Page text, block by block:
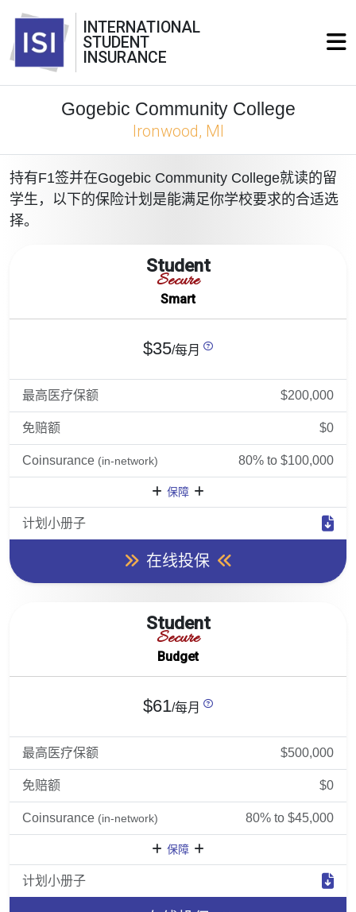
INTERNATIONAL
STUDENT
INSURANCE
Gogebic Community College
Ironwood, MI
持有F1签并在Gogebic Community College就读的留
学生，以下的保险计划是能满足你学校要求的合适选
择。
Student
Secure
Smart
$35/每月
最高医疗保额 $200,000
免赔额 $0
Coinsurance (in-network) 80% to $100,000
保障
计划小册子
在线投保
Student
Secure
Budget
$61/每月
最高医疗保额 $500,000
免赔额 $0
Coinsurance (in-network) 80% to $45,000
保障
计划小册子